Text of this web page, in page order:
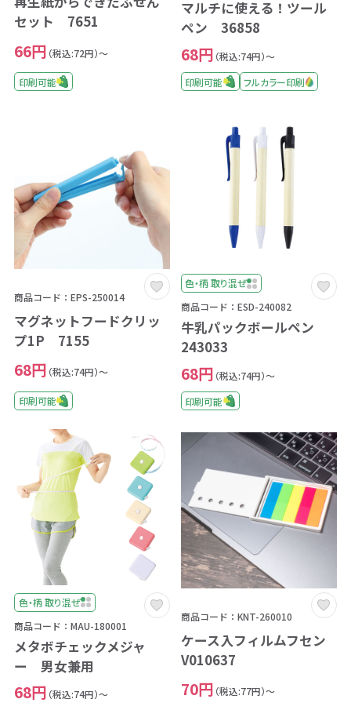
セット 7651
66円 （税込:72円）～
印刷可能
マルチに使える！ツール
ペン 36858
68円 （税込:74円）～
印刷可能
フルカラー印刷
商品コード：EPS-250014
マグネットフードクリッ
プ1P 7155
68円 （税込:74円）～
印刷可能
色・柄 取り混ぜ
商品コード：ESD-240082
牛乳パックボールペン
243033
68円 （税込:74円）～
印刷可能
色・柄 取り混ぜ
商品コード：MAU-180001
メタボチェックメジャ
ー 男女兼用
68円 （税込:74円）～
商品コード：KNT-260010
ケース入フィルムフセン
V010637
70円 （税込:77円）～